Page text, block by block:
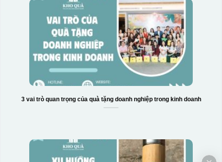
3 vai trò quan trọng của quà tặng doanh nghiệp trong kinh doanh